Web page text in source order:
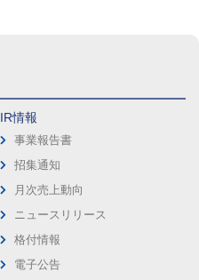
IR情報
事業報告書
招集通知
月次売上動向
ニュースリリース
格付情報
電子公告